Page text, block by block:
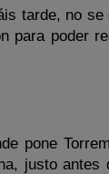
tarde, no se
para poder
pone
justo antes